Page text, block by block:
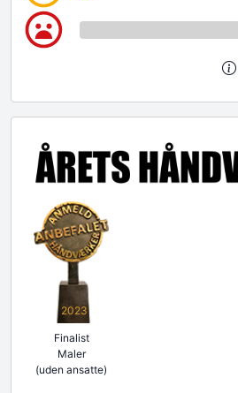
2023
Finalist
Maler
(uden ansatte)